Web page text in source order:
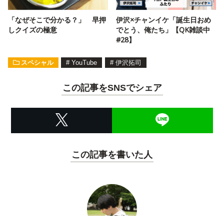
「なぜそこで分かる？」 早押
しクイズの極意
伊沢×チャンイケ「誕生日おめ
でとう、俺たち」【QK雑談中
#28】
スペシャル # YouTube # 伊沢拓司
この記事をSNSでシェア
この記事を書いた人